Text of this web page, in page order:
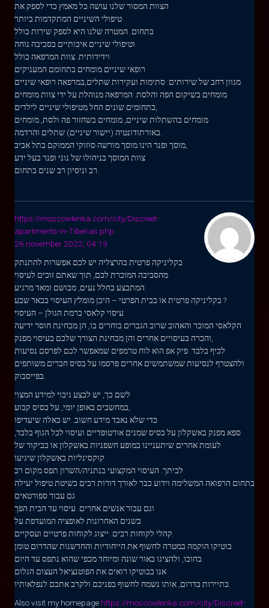
הצוות המסור שלנו עושה כל מאמץ כדי לספק את
טיפולי השיניים המתקדמות ביותר
בתחום. המטרה שלנו היא לספק שירות כולל
וטיפולי שיניים איכותיים בסביבה נוחה
וידידותית. צוות המרפאה כולל
רופאי שיניים מומחים בתחומם המעניקים
מגוון רחב של שירותים: סתימות ועקירות שתלים,במרפאה רופאי שיניים
מומחים בשיקום הפה והלסת. המרפאה מנוהלת על ידי צוות מומחים
מומחים בהשתלות שיניים, מומחים בשחזור פה ולסת, מומחים
צוות המוסך בניהולו של נוני ופנר בעל ידע
https://moscowlenka.com/city/Discreet-
apartments-in-Tiberias.php
26 november 2022, 04:19
בקליניקה פרטית בהרצליה יש לכם אפשרות להתנתק
מהסביבה המוכרת לכם, תוך שאתם זוכים לעיסוי
בקליניקה פרטית או בבית הפרטי – היכן מומלץ העיסוי בבאר שבע ?
עיסוי קלאסי ברמת הגולן – העיסוי
הקלאסי המוכר והאהוב שרוב הגברים בוחרים בו, הן מבחינת חוסר ידיעה
לכיף בלבד. פיק אפ הוא לוח טרמפים שמאפשר לכם לפרסם נסיעות
ולהצטרף לנסיעות שמשתמשים אחרים פרסמו על בסיס חברים משותפים
לשם כך, יש לבצע גיבוי למידע המצוי
כדי שלא נאבד מידע חשוב. יש כאלה שיעדיפו
ספא מפנק באשקלון על בסיס שמנים אורטופדיים ועיסוי לכל הגוף בלבד,
לעומת אחרים שיתעניינו במופע חשפניות באשקלון או בביקור של
קוקסינליות באשקלון שיגיעו
לביתך. העיסוי המקצועי בנתניה/השרון תפס מקום רב
בתחום הרפואה המשלימה וידוע כבר לאורך דורות רבים כשיטת טיפול יעילה
גם עבור ספורטאים
וגם עבור אנשים אחרים. עיסוי עד הבית הפך
בשנים האחרונות לאופציה המועדפת על
בוטיקו הוקמה במטרה לחשוף את הייחודיות והחדשנות שהדרום טומן
אנו בבוטיקו רואים את הפוטנציאל העצום הגלום
Also visit my homepage https://moscowlenka.com/city/Discreet-